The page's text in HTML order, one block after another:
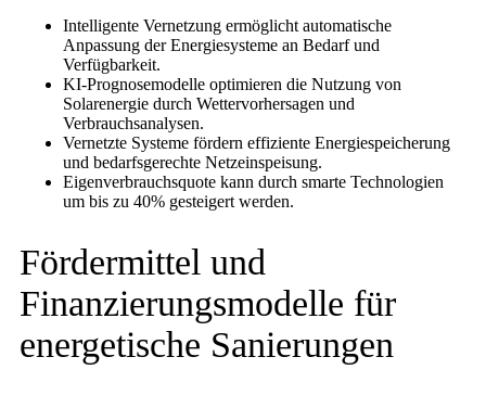
Intelligente Vernetzung ermöglicht automatische
Anpassung der Energiesysteme an Bedarf und
Verfügbarkeit.
KI-Prognosemodelle optimieren die Nutzung von
Solarenergie durch Wettervorhersagen und
Verbrauchsanalysen.
Vernetzte Systeme fördern effiziente Energiespeicherung
und bedarfsgerechte Netzeinspeisung.
Eigenverbrauchsquote kann durch smarte Technologien
um bis zu 40% gesteigert werden.
Fördermittel und
Finanzierungsmodelle für
energetische Sanierungen